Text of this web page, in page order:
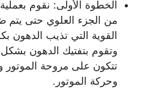
الخطوة الأولى: نقوم
من الجزء العلوي حتى يتم
القوية التي تذيب الدهون
وتقوم بتفتيك الدهون
تتكون على مروحة الموتور
وحركة الموتور.